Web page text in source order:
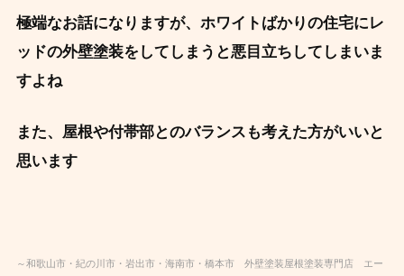
極端なお話になりますが、ホワイトばかりの住宅にレ
ッドの外壁塗装をしてしまう と悪目立ちしてしまいま
すよね
また、屋根や付帯部とのバランスも考えた方がいいと
思います
～和歌山市・紀の川市・岩出市・海南市・橋本市 外壁塗装屋根塗装専門店 エー